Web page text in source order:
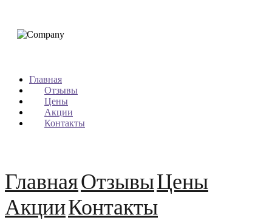
Главная
Отзывы
Цены
Акции
Контакты
ГлавнаяОтзывыЦены
АкцииКонтакты